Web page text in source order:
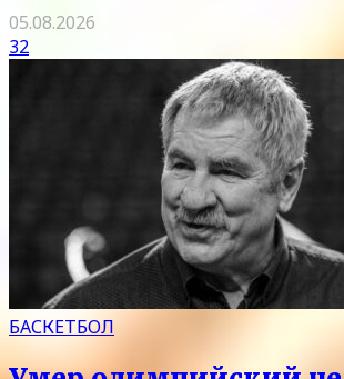
05.08.2026
32
БАСКЕТБОЛ